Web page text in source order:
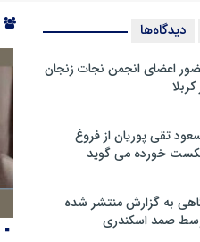
دیدگاه‌ها
اعضای انجمن نجات زنجان
تقی پوریان از فروغ
خورده می گوید
به گزارش منتشر شده
صمد اسکندری